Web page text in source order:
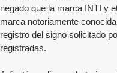
negado que la marca INTI y
marca notoriamente
registro del signo solicitado
registradas.